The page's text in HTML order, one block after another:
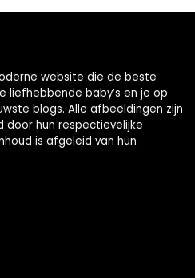
website die de beste
liefhebbende baby’s en je op
blogs. Alle afbeeldingen zijn
door hun respectievelijke
is afgeleid van hun